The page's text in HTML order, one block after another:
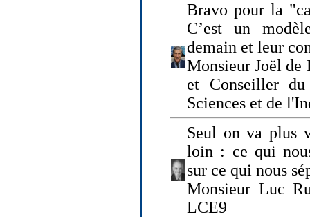
Bravo pour la
C’est un
demain et leur
Monsieur Joël de
et Conseiller
Sciences et de
Seul on va plus
loin : ce qui
sur ce qui nous
Monsieur Luc
LCE9